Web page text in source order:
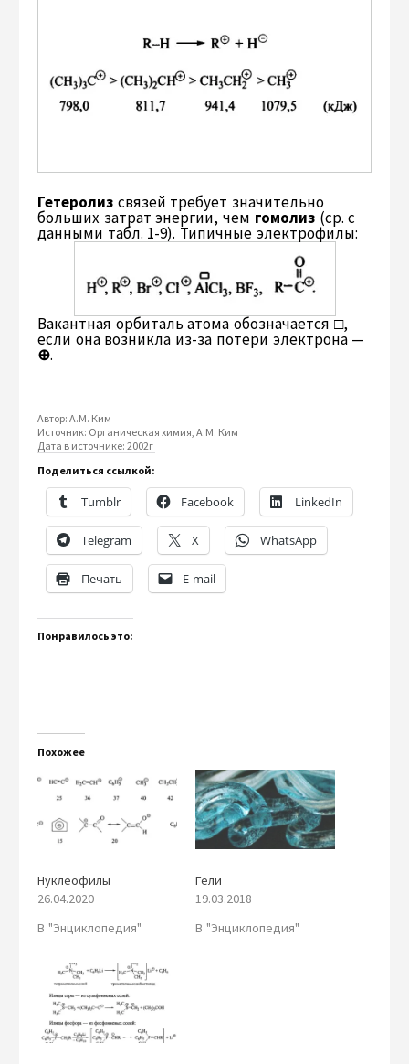
Гетеролиз связей требует значительно
больших затрат энергии, чем гомолиз(ср. с
данными табл. 1-9). Типичные электрофилы:
Вакантная орбиталь атома обозначается □,
если она возникла из-за потери электрона —
⊕.
Автор: А.М. Ким
Источник: Органическая химия, А.М. Ким
Дата в источнике: 2002г
Поделиться ссылкой:
Tumblr Facebook LinkedIn
Telegram X WhatsApp
Печать E-mail
Понравилось это:
Похожее
Нуклеофилы
26.04.2020
В "Энциклопедия"
Гели
19.03.2018
В "Энциклопедия"